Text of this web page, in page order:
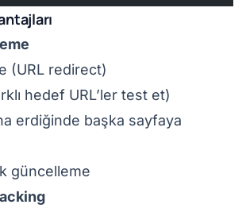
(URL redirect)
hedef URL’ler test et)
erdiğinde başka sayfaya
güncelleme